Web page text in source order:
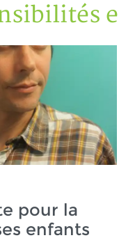
environnementales
pour la
enfants